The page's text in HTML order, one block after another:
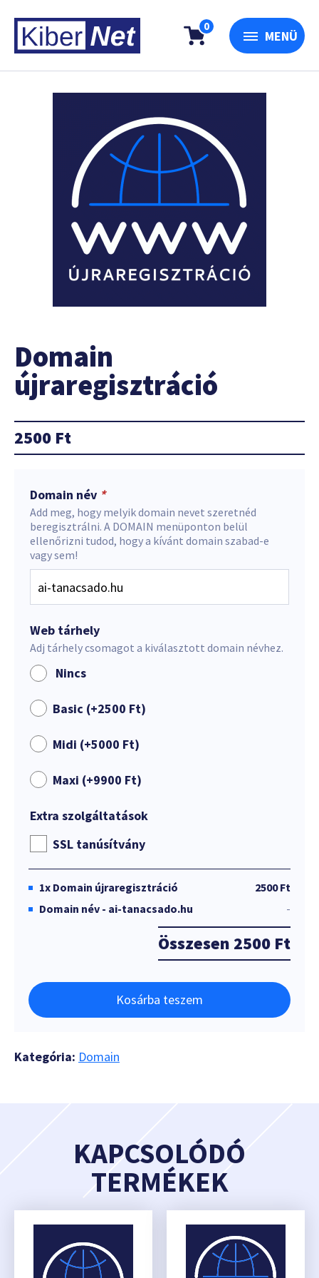
0
MENÜ
Domain
újraregisztráció
2500 Ft
Domain név *
Add meg, hogy melyik domain nevet szeretnéd
beregisztrálni. A DOMAIN menüponton belül
ellenőrizni tudod, hogy a kívánt domain szabad-e
vagy sem!
Web tárhely
Adj tárhely csomagot a kiválasztott domain névhez.
Nincs
Basic (+2500 Ft)
Midi (+5000 Ft)
Maxi (+9900 Ft)
Extra szolgáltatások
SSL tanúsítvány
1x Domain újraregisztráció
2500 Ft
Domain név - ai-tanacsado.hu
-
Összesen 2500 Ft
Kosárba teszem
Kategória: Domain
KAPCSOLÓDÓ
TERMÉKEK